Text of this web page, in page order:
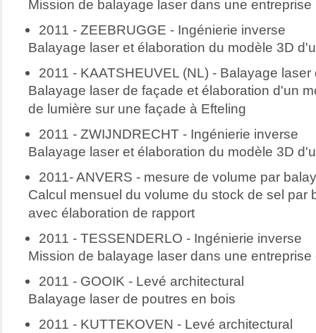
Mission de balayage laser dans une
2011 - ZEEBRUGGE - Ingénierie inverse
Balayage laser et élaboration du modèle 3D
2011 - KAATSHEUVEL (NL) - Balayage laser
Balayage laser de façade et élaboration d'un
de lumière sur une façade à Efteling
2011 - ZWIJNDRECHT - Ingénierie inverse
Balayage laser et élaboration du modèle 3D
2011- ANVERS - mesure de volume par
Calcul mensuel du volume du stock de sel par
avec élaboration de rapport
2011 - TESSENDERLO - Ingénierie inverse
Mission de balayage laser dans une entreprise
2011 - GOOIK - Levé architectural
Balayage laser de poutres en bois
2011 - KUTTEKOVEN - Levé architectural